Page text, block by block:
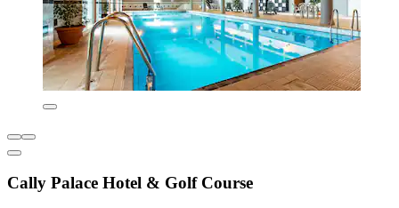
Cally Palace Hotel & Golf Course